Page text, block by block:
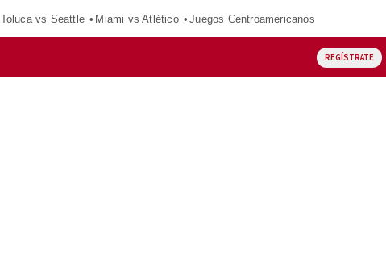
Toluca vs Seattle Miami vs Atlético Juegos Centroamericanos
REGÍSTRATE